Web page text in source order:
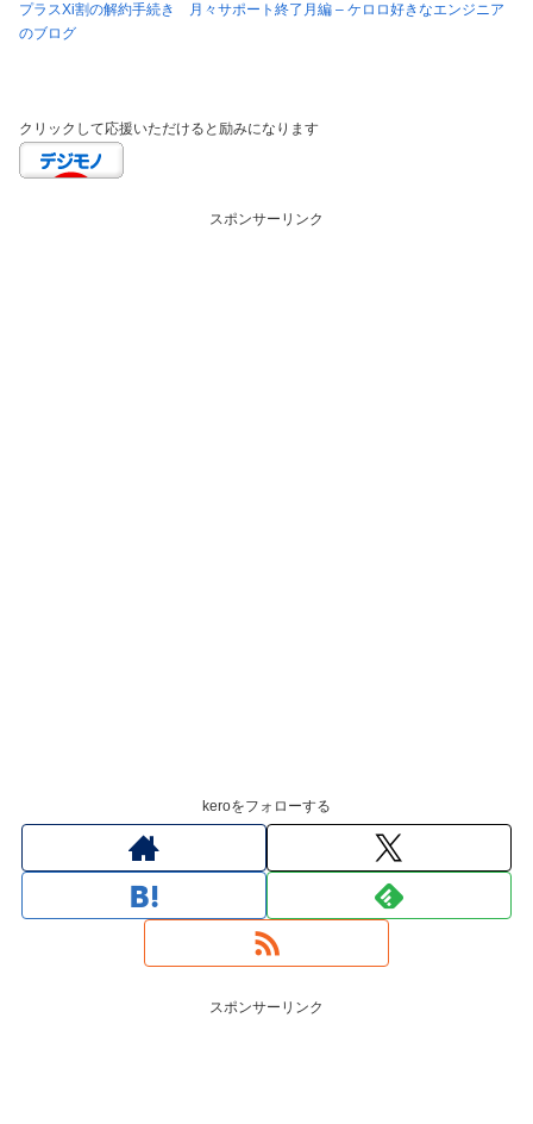
プラスXi割の解約手続き 月々サポート終了月編 – ケロロ好きなエンジニア
のブログ
クリックして応援いただけると励みになります
スポンサーリンク
keroをフォローする
スポンサーリンク